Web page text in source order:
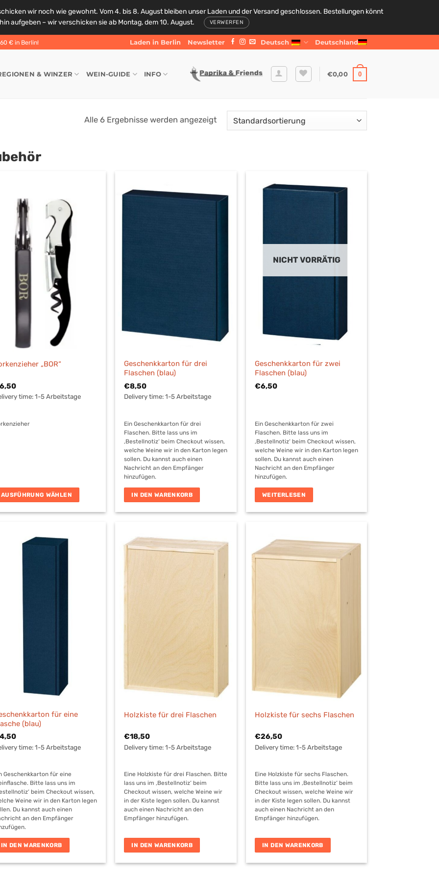
wir noch wie gewohnt. Vom 4. bis 8. August bleiben unser Laden und der Versand geschlossen. Bestellungen könnt
aufgeben – wir verschicken sie ab Montag, dem 10. August.
VERWERFEN
€ in Berlin! Deutsch
Laden in Berlin Newsletter Deutschland
& WINZER WEIN-GUIDE INFO €0,00 0
Alle 6 Ergebnisse werden angezeigt
„BOR“
6,50
time:1-5 Arbeitstage
AUSFÜHRUNG WÄHLEN
Geschenkkarton für drei
Flaschen (blau)
€8,50
Delivery time:1-5 Arbeitstage
Ein Geschenkkarton für drei
Flaschen. Bitte lass uns im
‚Bestellnotiz‘ beim Checkout wissen,
welche Weine wir in den Karton legen
sollen. Du kannst auch einen
Nachricht an den Empfänger
hinzufügen.
IN DEN WARENKORB
NICHT VORRÄTIG
Geschenkkarton für zwei
Flaschen (blau)
€6,50
Ein Geschenkkarton für zwei
Flaschen. Bitte lass uns im
‚Bestellnotiz‘ beim Checkout wissen,
welche Weine wir in den Karton legen
sollen. Du kannst auch einen
Nachricht an den Empfänger
hinzufügen.
WEITERLESEN
für eine
(blau)
4,50
time:1-5 Arbeitstage
Geschenkkarton für eine
Bitte lass uns im
beim Checkout wissen,
Weine wir in den Karton legen
Du kannst auch einen
an den Empfänger
IN DEN WARENKORB
Holzkiste für drei Flaschen
€18,50
Delivery time:1-5 Arbeitstage
Eine Holzkiste für drei Flaschen. Bitte
lass uns im ‚Bestellnotiz‘ beim
Checkout wissen, welche Weine wir
in der Kiste legen sollen. Du kannst
auch einen Nachricht an den
Empfänger hinzufügen.
IN DEN WARENKORB
Holzkiste für sechs Flaschen
€26,50
Delivery time: 1-5 Arbeitstage
Eine Holzkiste für sechs Flaschen.
Bitte lass uns im ‚Bestellnotiz‘ beim
Checkout wissen, welche Weine wir
in der Kiste legen sollen. Du kannst
auch einen Nachricht an den
Empfänger hinzufügen.
IN DEN WARENKORB